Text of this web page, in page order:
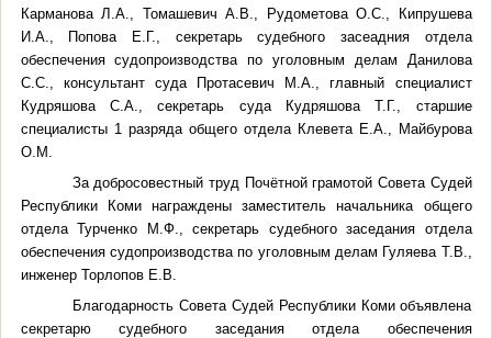
Карманова Л.А., Томашевич А.В., Рудометова О.С., Кипрушева
И.А., Попова Е.Г., секретарь судебного засеадния отдела
обеспечения судопроизводства по уголовным делам Данилова
С.С., консультант суда Протасевич М.А., главный специалист
Кудряшова С.А., секретарь суда Кудряшова Т.Г., старшие
специалисты 1 разряда общего отдела Клевета Е.А., Майбурова
О.М.
За добросовестный труд Почётной грамотой Совета Судей
Республики Коми награждены заместитель начальника общего
отдела Турченко М.Ф., секретарь судебного заседания отдела
обеспечения судопроизводства по уголовным делам Гуляева Т.В.,
инженер Торлопов Е.В.
Благодарность Совета Судей Республики Коми объявлена
секретарю судебного заседания отдела обеспечения